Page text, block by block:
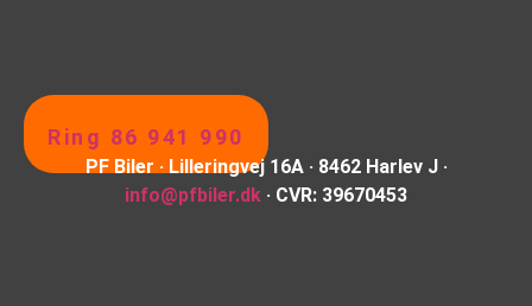
Ring 86 941 990
PF Biler · Lilleringvej 16A · 8462 Harlev J ·
info@pfbiler.dk · CVR: 39670453